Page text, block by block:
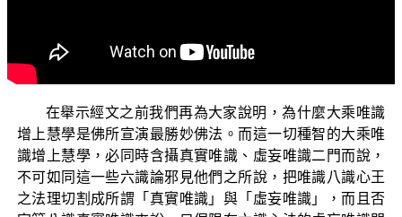
含部有談到八識心王法理的這些經文，來為大眾證明說佛
所說八識心王法理真實不虛。
在舉示經文之前我們再為大家說明，為什麼大乘唯識
增上慧學是佛所宣演最勝妙佛法。而這一切種智的大乘唯
識增上慧學，必同時含攝真實唯識、虛妄唯識二門而說，
不可如同這一些六識論邪見他們之所說，把唯識八識心王
之法理切割成所謂「真實唯識」與「虛妄唯識」，而且否